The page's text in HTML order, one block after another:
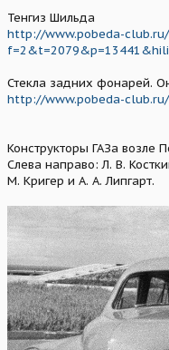
Тенгиз Шильда
http://www.pobeda-
Стекла задних фонарей.
http://www.pobeda-
Конструкторы ГАЗа возле
Слева направо: Л. В.
М. Кригер и А. А. Липгарт.